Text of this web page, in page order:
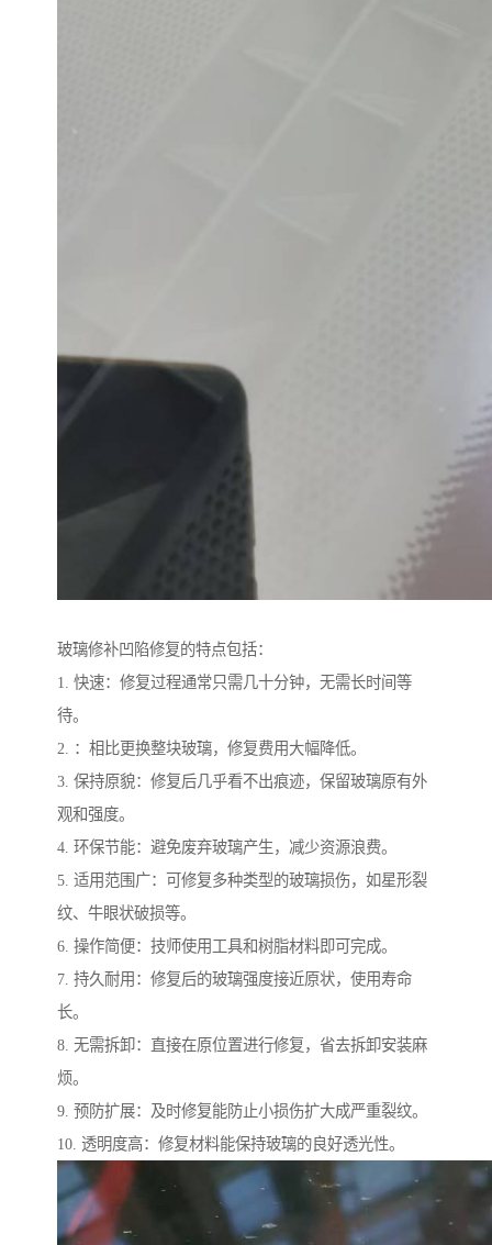
玻璃修补凹陷修复的特点包括：
1. 快速：修复过程通常只需几十分钟，无需长时间等
待。
2. ：相比更换整块玻璃，修复费用大幅降低。
3. 保持原貌：修复后几乎看不出痕迹，保留玻璃原有外
观和强度。
4. 环保节能：避免废弃玻璃产生，减少资源浪费。
5. 适用范围广：可修复多种类型的玻璃损伤，如星形裂
纹、牛眼状破损等。
6. 操作简便：技师使用工具和树脂材料即可完成。
7. 持久耐用：修复后的玻璃强度接近原状，使用寿命
长。
8. 无需拆卸：直接在原位置进行修复，省去拆卸安装麻
烦。
9. 预防扩展：及时修复能防止小损伤扩大成严重裂纹。
10. 透明度高：修复材料能保持玻璃的良好透光性。